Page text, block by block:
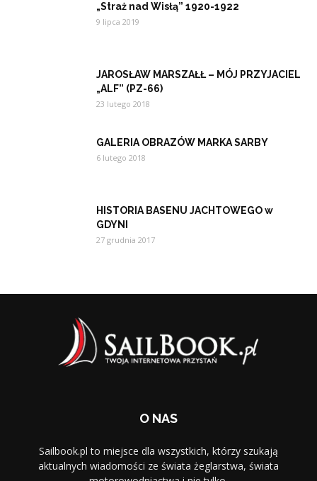
„Straż nad Wisłą” 1920-1922
9 lipca 2019
JAROSŁAW MARSZAŁŁ – MÓJ PRZYJACIEL
„ALF” (PZ-66)
23 lutego 2018
GALERIA OBRAZÓW MARKA SARBY
6 lutego 2018
HISTORIA BASENU JACHTOWEGO w
GDYNI
27 grudnia 2017
O NAS
Sailbook.pl to miejsce dla wszystkich, którzy szukają
aktualnych wiadomości ze świata żeglarstwa, świata